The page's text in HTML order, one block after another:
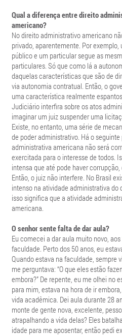
Qual a diferença entre direito
americano?
No direito administrativo americano
privado, aparentemente. Por
público e um particular segue as
particulares. Só que como lá a
daquelas características que são de
via autonomia contratual. Então, o
uma característica realmente
Judiciário interfira sobre os atos
imaginar um juiz suspender uma
Existe, no entanto, uma série de
de poder administrativo. Há o
administrativa americana não será
exercitada para o interesse de todos.
intensa que até pode haver
Então, o juiz não interfere. No Brasil
intenso na atividade administrativa do
isso significa que a atividade
americana.
O senhor sente falta de dar aula?
Eu comecei a dar aula muito novo,
faculdade. Perto dos 50 anos, eu
Quando estava na faculdade, sempre
me perguntava: “O que eles estão
embora?” De repente, eu me olhei no
para mim, estava na hora de ir
vida acadêmica. Dei aula durante 28
monte de gente nova, excelente,
atrapalhando a vida delas? Eles
idade para me aposentar, então pedi